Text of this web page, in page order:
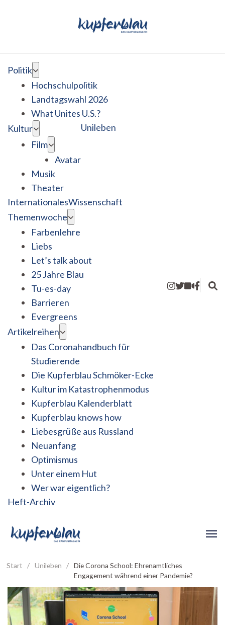
Politik
Hochschulpolitik
Landtagswahl 2026
What Unites U.S.?
Kultur
Film
Avatar
Musik
Theater
Unileben
InternationalesWissenschaft
Themenwoche
Farbenlehre
Liebs
Let’s talk about
25 Jahre Blau
Tu-es-day
Barrieren
Evergreens
Artikelreihen
Das Coronahandbuch für
Studierende
Die Kupferblau Schmöker-Ecke
Kultur im Katastrophenmodus
Kupferblau Kalenderblatt
Kupferblau knows how
Liebesgrüße aus Russland
Neuanfang
Optimismus
Unter einem Hut
Wer war eigentlich?
Heft-Archiv
Start / Unileben /
Die Corona School: Ehrenamtliches
Engagement während einer Pandemie?